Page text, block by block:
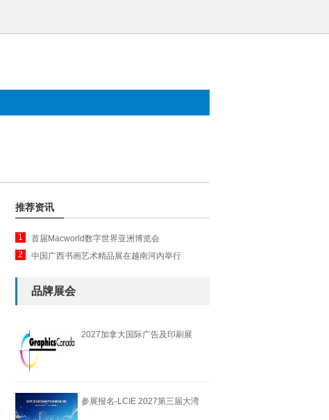
推荐资讯
1
首届Macworld数字世界亚洲博览会
2
中国广西书画艺术精品展在越南河内举行
品牌展会
2027加拿大国际广告及印刷展
参展报名-LCIE 2027第三届大湾